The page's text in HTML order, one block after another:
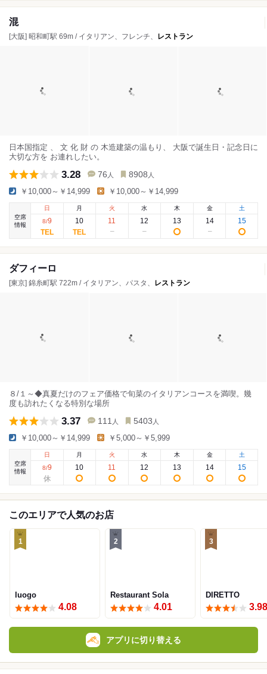
混
[大阪] 昭和町駅 69m / イタリアン、フレンチ、 レストラン
日本国指定 、 文 化 財 の 木造建築の温もり、 大阪で誕生日・記念日に
大切な方を お連れしたい。
3.28 76 人 8908 人
￥10,000～￥14,999 ￥10,000～￥14,999
空席
情報
日
8/9
月
10
火
11
水
12
木
13
金
14
土
15
ダフィーロ
[東京] 錦糸町駅 722m / イタリアン、パスタ、 レストラン
８/１～◆真夏だけのフェア価格で旬菜のイタリアンコースを満喫。幾
度も訪れたくなる特別な場所
3.37 111 人 5403 人
￥10,000～￥14,999 ￥5,000～￥5,999
空席
情報
日
8/9
月
10
火
11
水
12
木
13
金
14
土
15
このエリアで人気のお店
1
luogo
4.08
2
Restaurant Sola
4.01
3
DIRETTO
3.98
アプリに切り替える